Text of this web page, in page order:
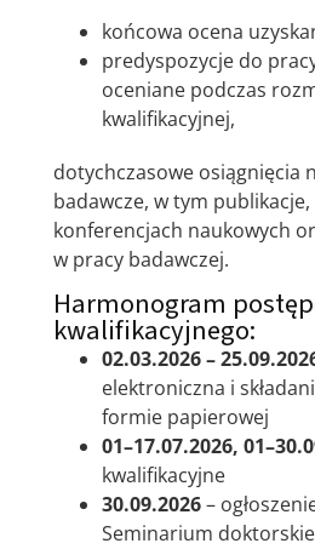
końcowa ocena
predyspozycje do
oceniane podczas
kwalifikacyjnej,
dotychczasowe osiągnięcia
badawcze, w tym publikacje,
konferencjach naukowych
w pracy badawczej.
Harmonogram
kwalifikacyjnego:
02.03.2026 –
elektroniczna i
formie papierowej
01–17.07.2026,
kwalifikacyjne
30.09.2026–
Seminarium doktorskie